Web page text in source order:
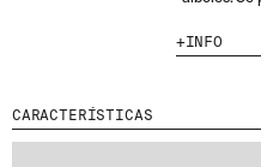
INFO
CARACTERÍSTICAS
MENU LEGAL